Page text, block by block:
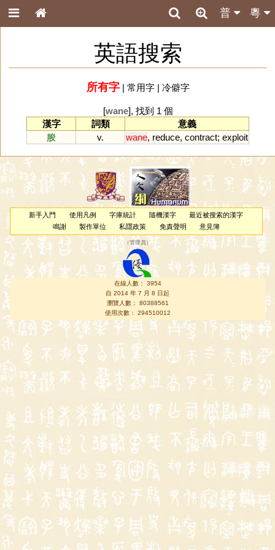
粵
普
英語搜索
所有字| 常用字| 冷僻字
[wane], 找到 1 個
漢字
詞類
意義
朘
v. wane, reduce, contract; exploit
新手入門 使用凡例 字庫統計 隨機漢字
最近被搜索的漢字
鳴謝
製作單位 私隱政策 免責聲明 意見簿
（管理員 ）
在線人數： 3954
自 2014 年 7 月 8 日起
瀏覽人數： 80388561
使用次數： 294510012